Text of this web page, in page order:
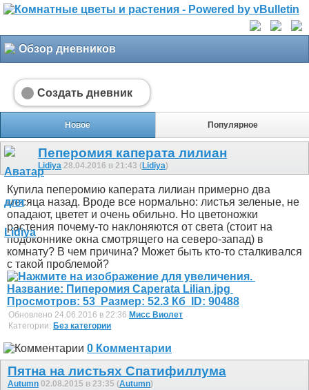
Обзор дневников
Создать дневник
Новое Популярное
Пеперомия каперата лилиан
Lidiya 28.04.2016 в 21:43 (Lidiya)
Купила пеперомию каперата лилиан примерно два
месяца назад. Вроде все нормально: листья зеленые, не
опадают, цветет и очень обильно. Но цветоножки
растения почему-то наклоняются от света (стоит на
подоконнике окна смотрящего на северо-запад) в
комнату? В чем причина? Может быть кто-то сталкивался
с такой проблемой?
Обновлено 24.06.2016 в 22:36 Мисс Виолет
Категории: Без категории
0 Комментарии
Пятна на листьях Спатифиллума
Autumn 02.08.2015 в 23:35 (Autumn)